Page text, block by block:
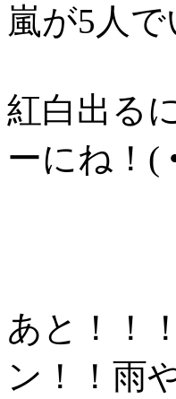
嵐が5人
紅白出る
ーにね！(
あと！！
ン！！雨